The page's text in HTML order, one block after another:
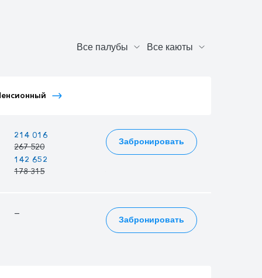
214 016
267 520
—
142 652
178 315
Забронировать
— —
Забронировать